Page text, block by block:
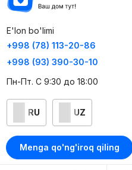
Menga qo'ng'iroq qiling
E'lon bo'limi
+998 (78) 113-20-86
+998 (93) 390-30-10
Пн-Пт. С 9:30 до 18:00
RU UZ
Kontaktlar